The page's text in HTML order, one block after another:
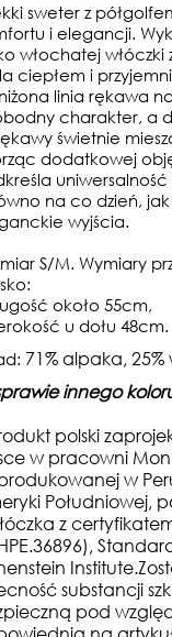
sweter z
i elegancji.
włochatej
ciepłem i
linia rękawa
charakter, a
świetnie
dodatkowej
na co dzień,
wyjścia.
S/M. Wymiary
około 55cm,
u dołu 48cm.
71% alpaka,
innego
polski
w pracowni
w
Południowej,
z
substancji
pod